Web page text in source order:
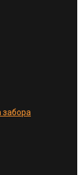
забора